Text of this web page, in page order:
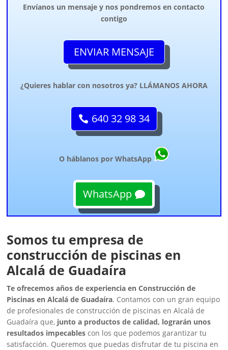
Envíanos un mensaje y nos pondremos en contacto
contigo
ENVIAR MENSAJE
¿Quieres hablar con nosotros ya? LLÁMANOS AHORA
640 32 98 34
O háblanos por WhatsApp
WhatsApp
Somos tu empresa de
construcción de piscinas en
Alcalá de Guadaíra
Te ofrecemos años de experiencia en Construcción de
Piscinas en Alcalá de Guadaíra. Contamos con un gran equipo
de profesionales de construcción de piscinas en Alcalá de
Guadaíra que, junto a productos de calidad, lograrán unos
resultados impecables con los que podemos garantizar tu
satisfacción. Queremos que puedas disfrutar de tu piscina en